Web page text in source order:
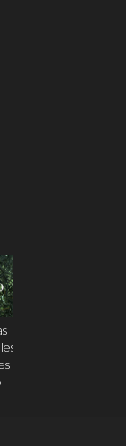
y
- El